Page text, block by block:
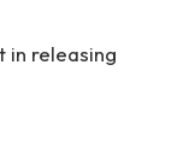
releasing